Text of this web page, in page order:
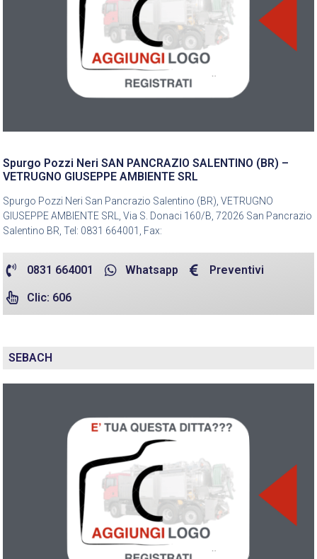
Spurgo Pozzi Neri SAN PANCRAZIO SALENTINO (BR) –
VETRUGNO GIUSEPPE AMBIENTE SRL
Spurgo Pozzi Neri San Pancrazio Salentino (BR), VETRUGNO
GIUSEPPE AMBIENTE SRL, Via S. Donaci 160/B, 72026 San Pancrazio
Salentino BR, Tel: 0831 664001, Fax:
0831 664001 Whatsapp Preventivi
Clic: 606
SEBACH